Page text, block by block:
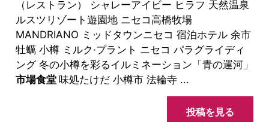
（レストラン） シャレーアイビー ヒラフ 天然温泉
ルスツリゾート遊園地 ニセコ高橋牧場
MANDRIANO ミッドタウンニセコ 宿泊ホテル 余市
牡蠣 小樽 ミルク·プラント ニセコ パラグライディ
ング 冬の小樽を彩るイルミネーション「青の運河」
市場食堂 味処たけだ 小樽市 法輪寺 ...
投稿を見る